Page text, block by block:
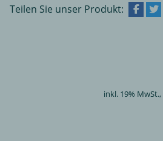
Teilen Sie unser Produkt:
inkl. 19% MwSt.,